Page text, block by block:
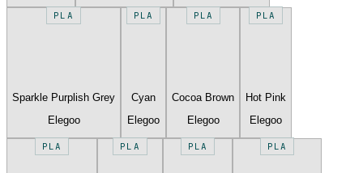
PLA
Sparkle Purplish Grey
Elegoo
PLA
Cyan
Elegoo
PLA
Cocoa Brown
Elegoo
PLA
Hot Pink
Elegoo
PLA PLA PLA PLA